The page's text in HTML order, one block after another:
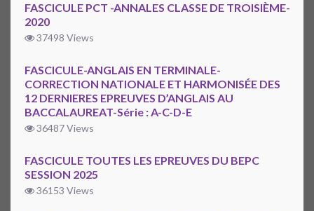
FASCICULE PCT -ANNALES CLASSE DE TROISIÈME-
2020
37498 Views
FASCICULE-ANGLAIS EN TERMINALE-
CORRECTION NATIONALE ET HARMONISÉE DES
12 DERNIERES EPREUVES D’ANGLAIS AU
BACCALAUREAT-Série : A-C-D-E
36487 Views
FASCICULE TOUTES LES EPREUVES DU BEPC
SESSION 2025
36153 Views